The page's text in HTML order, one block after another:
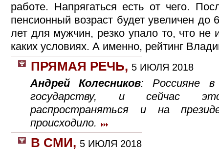
работе. Напрягаться есть от чего.
пенсионный возраст будет увеличен
лет для мужчин, резко упало то, что не
каких условиях. А именно, рейтинг
ПРЯМАЯ РЕЧЬ, 5 ИЮЛЯ 2018
Андрей Колесников: Россияне в
государству, и сейчас
распространяться и на
происходило.
В СМИ, 5 ИЮЛЯ 2018